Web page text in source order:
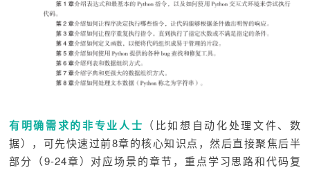
有明确需求的非专业人士 （比如想自动化处理文件、数
据），可先快速过前8章的核心知识点，然后直接聚焦后半
部分（9-24章）对应场景的章节，重点学习思路和代码复